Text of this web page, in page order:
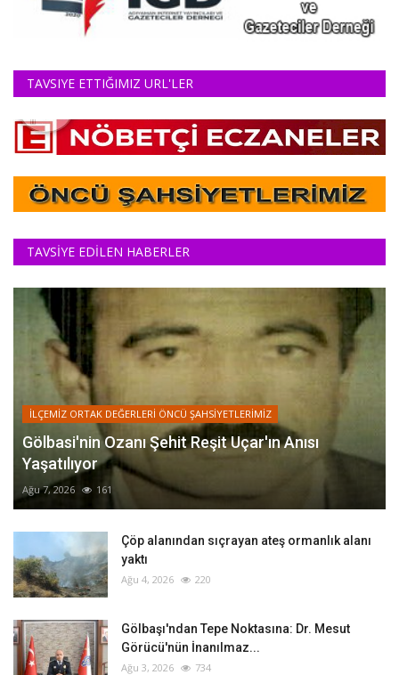
TAVSIYE ETTIĞIMIZ URL'LER
TAVSİYE EDİLEN HABERLER
İLÇEMİZ ORTAK DEĞERLERİ ÖNCÜ ŞAHSİYETLERİMİZ
Gölbasi'nin Ozanı Şehit Reşit Uçar'ın Anısı
Yaşatılıyor
Ağu 7, 2026 161
Çöp alanından sıçrayan ateş ormanlık alanı
yaktı
Ağu 4, 2026 220
Gölbaşı'ndan Tepe Noktasına: Dr. Mesut
Görücü'nün İnanılmaz...
Ağu 3, 2026 734